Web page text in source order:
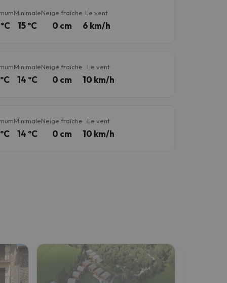
Minimale
15 ºC
Neige fraîche
0 cm
Le vent
6 km/h
Minimale
14 ºC
Neige fraîche
0 cm
Le vent
10 km/h
Minimale
14 ºC
Neige fraîche
0 cm
Le vent
10 km/h